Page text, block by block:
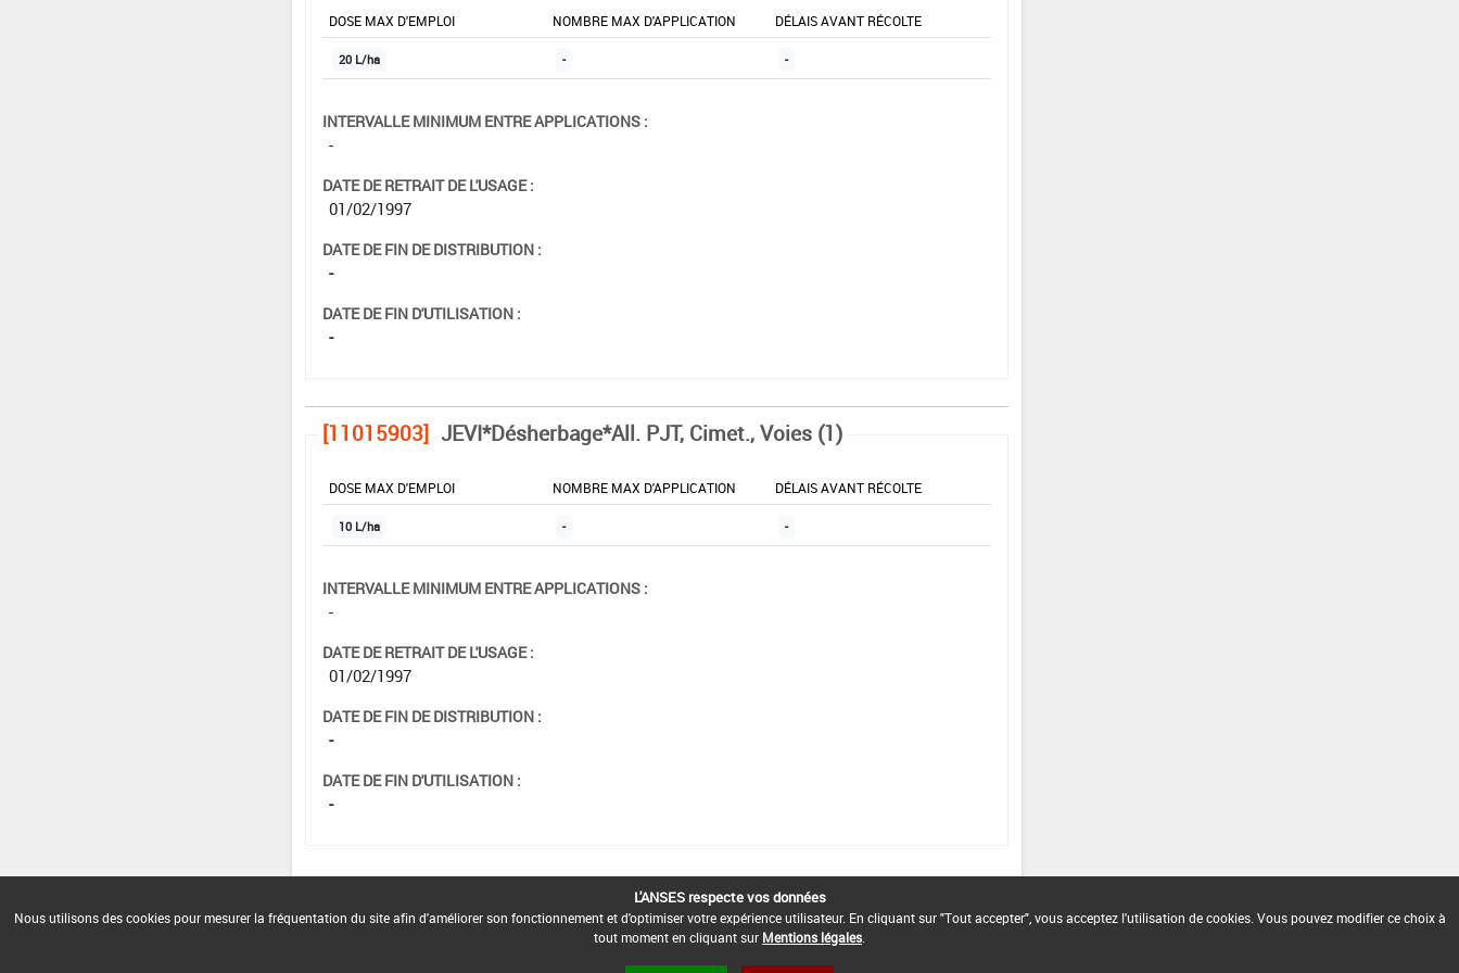
DOSE MAX D'EMPLOI NOMBRE MAX D'APPLICATION DÉLAIS AVANT RÉCOLTE
20 L/ha - -
INTERVALLE MINIMUM ENTRE APPLICATIONS :
-
DATE DE RETRAIT DE L'USAGE :
01/02/1997
DATE DE FIN DE DISTRIBUTION :
-
DATE DE FIN D'UTILISATION :
-
[11015903] JEVI*Désherbage*All. PJT, Cimet., Voies (1)
DOSE MAX D'EMPLOI NOMBRE MAX D'APPLICATION DÉLAIS AVANT RÉCOLTE
10 L/ha - -
INTERVALLE MINIMUM ENTRE APPLICATIONS :
-
DATE DE RETRAIT DE L'USAGE :
01/02/1997
DATE DE FIN DE DISTRIBUTION :
-
DATE DE FIN D'UTILISATION :
-
L'ANSES respecte vos données
Nous utilisons des cookies pour mesurer la fréquentation du site afin d'améliorer son fonctionnement et d'optimiser votre expérience utilisateur. En cliquant sur "Tout accepter", vous acceptez l'utilisation de cookies. Vous pouvez modifier ce choix à
tout moment en cliquant sur Mentions légales